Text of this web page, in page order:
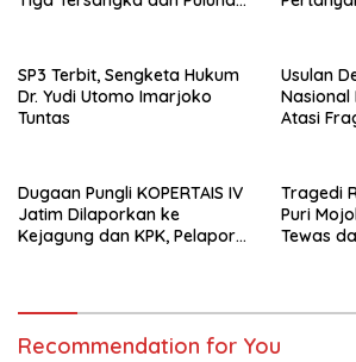
SP3 Terbit, Sengketa Hukum
Dr. Yudi Utomo Imarjoko
Tuntas
Usulan
Nasional
Atasi
Dugaan Pungli KOPERTAIS IV
Jatim Dilaporkan ke
Kejagung dan KPK, Pelapor
Tragedi
Puri
Tewas
Recommendation for You